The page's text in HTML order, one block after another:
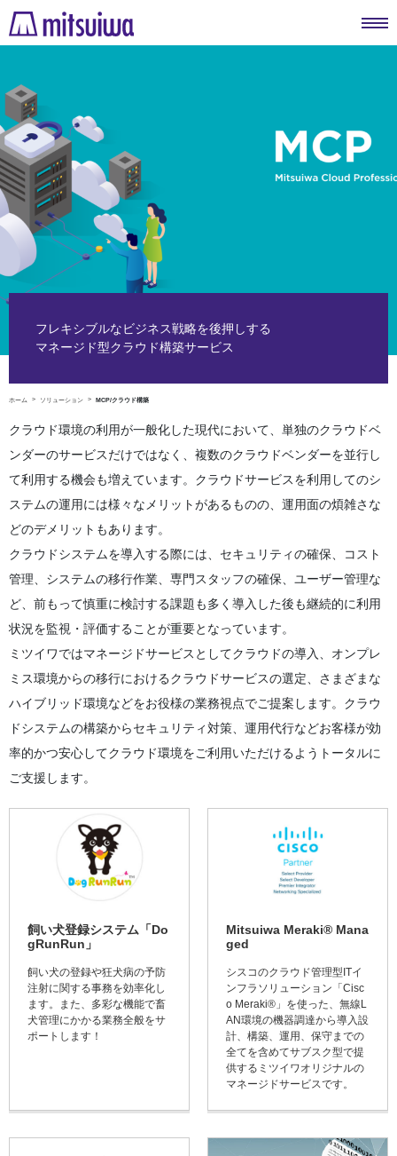
ホーム ソリューション MCP/クラウド構築
フレキシブルなビジネス戦略を後押しする
マネージド型クラウド構築サービス
クラウド環境の利用が一般化した現代において、単独のクラウドベ
ンダーのサービスだけではなく、複数のクラウドベンダーを並行し
て利用する機会も増えています。クラウドサービスを利用してのシ
ステムの運用には様々なメリットがあるものの、運用面の煩雑さな
どのデメリットもあります。
クラウドシステムを導入する際には、セキュリティの確保、コスト
管理、システムの移行作業、専門スタッフの確保、ユーザー管理な
ど、前もって慎重に検討する課題も多く導入した後も継続的に利用
状況を監視・評価することが重要となっています。
ミツイワではマネージドサービスとしてクラウドの導入、オンプレ
ミス環境からの移行におけるクラウドサービスの選定、さまざまな
ハイブリッド環境などをお役様の業務視点でご提案します。クラウ
ドシステムの構築からセキュリティ対策、運用代行などお客様が効
率的かつ安心してクラウド環境をご利用いただけるようトータルに
ご支援します。
飼い犬登録システム「Do
gRunRun」
飼い犬の登録や狂犬病の予防
注射に関する事務を効率化し
ます。また、多彩な機能で畜
犬管理にかかる業務全般をサ
ポートします！
Mitsuiwa Meraki® Mana
ged
シスコのクラウド管理型ITイ
ンフラソリューション「Cisc
o Meraki®」を使った、無線L
AN環境の機器調達から導入設
計、構築、運用、保守までの
全てを含めてサブスク型で提
供するミツイワオリジナルの
マネージドサービスです。